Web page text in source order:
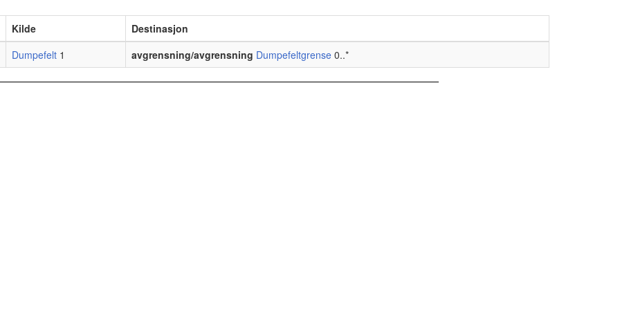
Kilde
Destinasjon
Dumpefelt 1 avgrensning/avgrensning Dumpefeltgrense 0..*